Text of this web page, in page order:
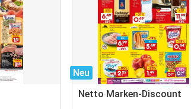
Neu
Netto Marken-Discount